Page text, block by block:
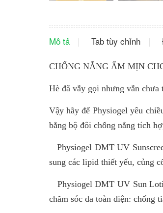
Mô tả Tab tùy chỉnh
CHỐNG NẮNG ẨM MỊN
Hè đã vẫy gọi nhưng vẫn
Vậy hãy để Physiogel yêu
bằng bộ đôi chống nắng tích
Physiogel DMT UV
sung các lipid thiết yếu, củng
Physiogel DMT UV Sun
chăm sóc da toàn diện: chống